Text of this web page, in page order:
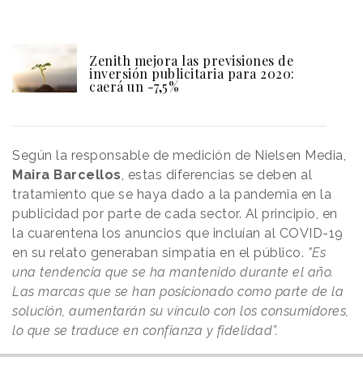
Zenith mejora las previsiones de
inversión publicitaria para 2020:
caerá un -7,5%
Según la responsable de medición de Nielsen Media,
Maira Barcellos, estas diferencias se deben al
tratamiento que se haya dado a la pandemia en la
publicidad por parte de cada sector. Al principio, en
la cuarentena los anuncios que incluían al COVID-19
en su relato generaban simpatía en el público. "Es
una tendencia que se ha mantenido durante el año.
Las marcas que se han posicionado como parte de la
solución, aumentarán su vínculo con los consumidores,
lo que se traduce en confianza y fidelidad”.